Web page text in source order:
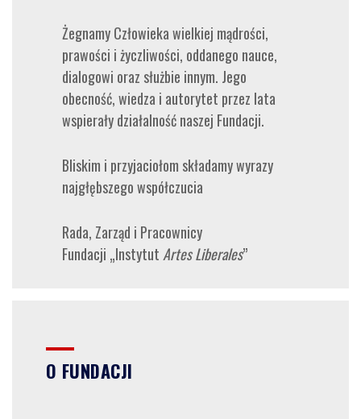
Żegnamy Człowieka wielkiej mądrości,
prawości i życzliwości, oddanego nauce,
dialogowi oraz służbie innym. Jego
obecność, wiedza i autorytet przez lata
wspierały działalność naszej Fundacji.
Bliskim i przyjaciołom składamy wyrazy
najgłębszego współczucia
Rada, Zarząd i Pracownicy
Fundacji „Instytut Artes Liberales”
O FUNDACJI